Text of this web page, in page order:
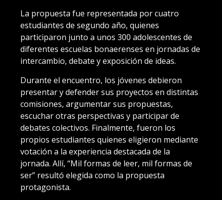
La propuesta fue representada por cuatro
estudiantes de segundo año, quienes
participaron junto a unos 300 adolescentes de
diferentes escuelas bonaerenses en jornadas de
intercambio, debate y exposición de ideas.
Durante el encuentro, los jóvenes debieron
presentar y defender sus proyectos en distintas
comisiones, argumentar sus propuestas,
escuchar otras perspectivas y participar de
debates colectivos. Finalmente, fueron los
propios estudiantes quienes eligieron mediante
votación a la experiencia destacada de la
jornada. Allí, “Mil formas de leer, mil formas de
ser” resultó elegida como la propuesta
protagonista.